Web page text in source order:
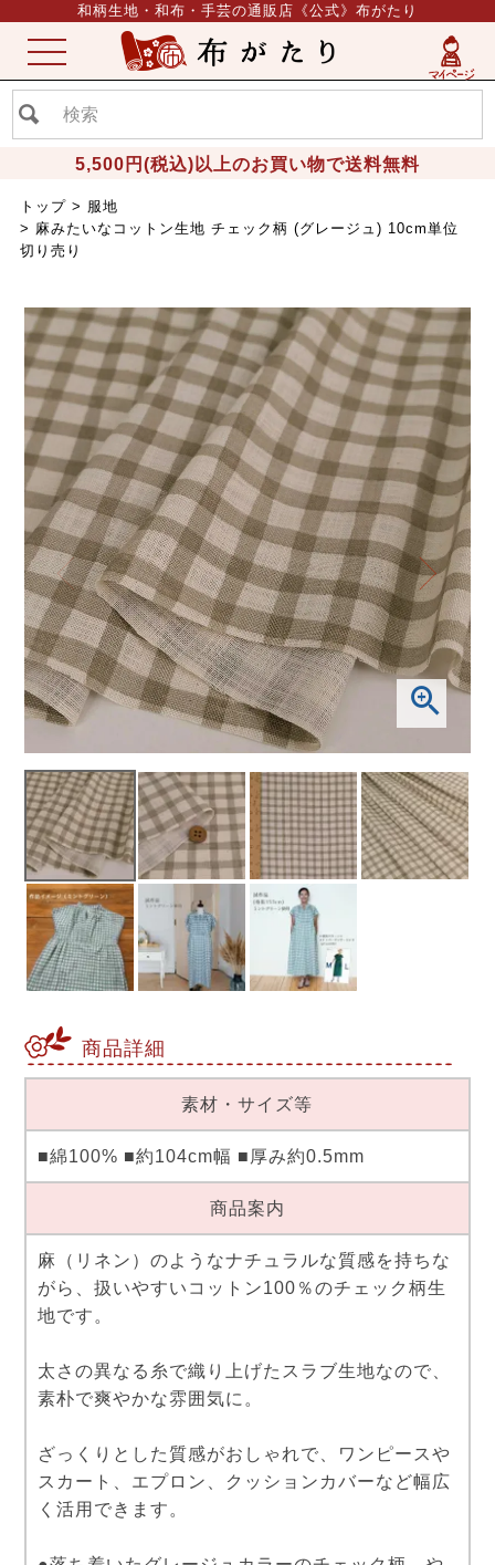
和柄生地・和布・手芸の通販店《公式》布がたり
5,500円(税込)以上のお買い物で送料無料
ME
NU
トップ
服地
麻みたいなコットン生地 チェック柄 (グレージュ) 10cm単位
切り売り
商品詳細
素材・サイズ等
■綿100% ■約104cm幅 ■厚み約0.5mm
商品案内
麻（リネン）のようなナチュラルな質感を持ちな
がら、扱いやすいコットン100％のチェック柄生
地です。
太さの異なる糸で織り上げたスラブ生地なので、
素朴で爽やかな雰囲気に。
ざっくりとした質感がおしゃれで、ワンピースや
スカート、エプロン、クッションカバーなど幅広
く活用できます。